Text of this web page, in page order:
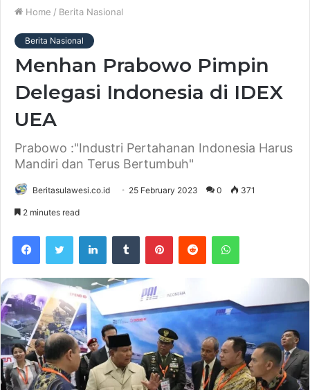
Home / Berita Nasional
Berita Nasional
Menhan Prabowo Pimpin
Delegasi Indonesia di IDEX
UEA
Prabowo :"Industri Pertahanan Indonesia Harus
Mandiri dan Terus Bertumbuh"
Beritasulawesi.co.id 25 February 2023 0 371
2 minutes read